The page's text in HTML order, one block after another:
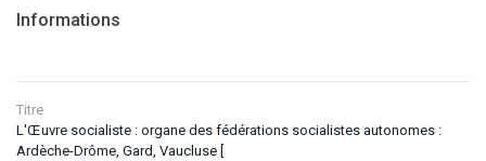
Informations
Titre
L'Œuvre socialiste : organe des fédérations socialistes autonomes :
Ardèche-Drôme, Gard, Vaucluse [